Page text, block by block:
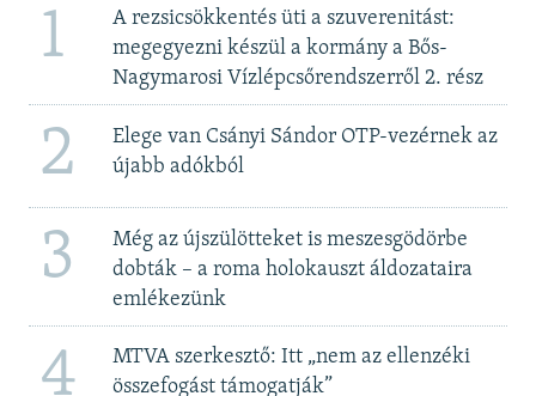
1
A rezsicsökkentés üti a szuverenitást:
megegyezni készül a kormány a Bős-
Nagymarosi Vízlépcsőrendszerről 2. rész
2
Elege van Csányi Sándor OTP-vezérnek az
újabb adókból
3
Még az újszülötteket is meszesgödörbe
dobták – a roma holokauszt áldozataira
emlékezünk
4
MTVA szerkesztő: Itt „nem az ellenzéki
összefogást támogatják”